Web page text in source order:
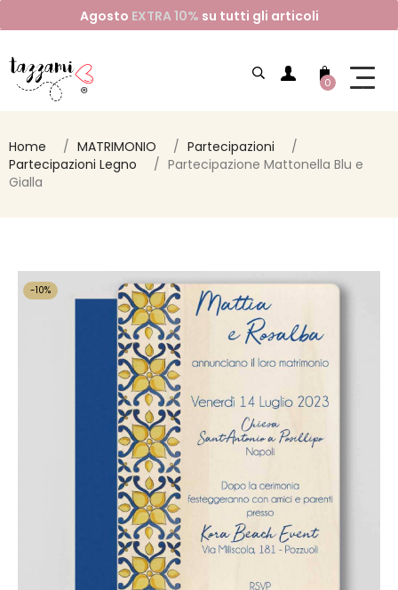
Agosto EXTRA 10% su tutti gli articoli
0
Home MATRIMONIO
Partecipazioni
Partecipazioni Legno
Partecipazione Mattonella Blu e
Gialla
-10%